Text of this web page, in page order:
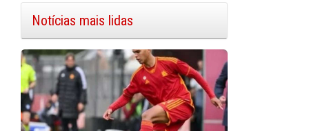
Notícias mais lidas